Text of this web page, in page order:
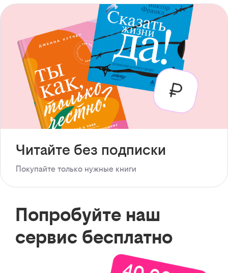
Читайте без подписки
Покупайте только нужные книги
Попробуйте наш
сервис бесплатно